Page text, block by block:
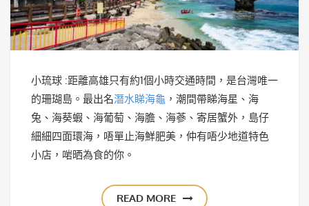
小琉球 :距離高雄只有約1個小時交通時間，是台灣唯一
的珊瑚島。最出名潛水睇海龜 ，潮間帶睇海星、海
兔、海葵蝦、海葡萄、海膽、海蔘、寄居蟹外，島仔
細細四面環海，唔單止海鮮肥美，仲有唔少地道特色
小店，啱晒為食的你。
READ MORE